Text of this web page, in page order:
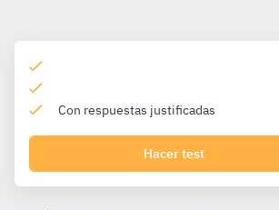
Con respuestas justificadas
Hacer test